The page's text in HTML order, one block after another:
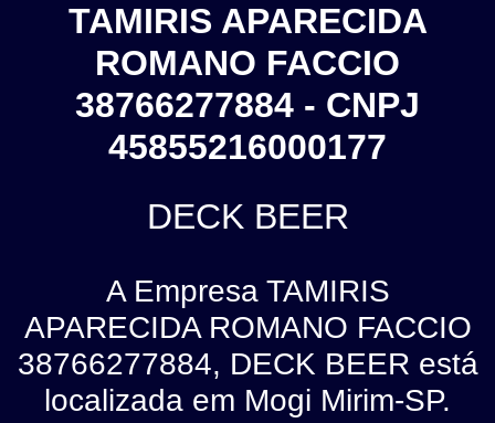
TAMIRIS APARECIDA
ROMANO FACCIO
38766277884 - CNPJ
45855216000177
DECK BEER
A Empresa TAMIRIS
APARECIDA ROMANO FACCIO
38766277884, DECK BEER está
localizada em Mogi Mirim-SP.